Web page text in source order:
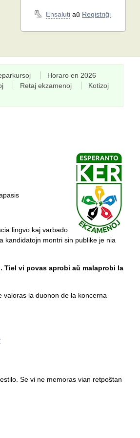
Ensaluti aŭ Registriĝi
Horaro en 2026
Retaj ekzamenoj
Kotizoj
lingvo kaj varbado
kandidatojn montri sin publike je nia
vi povas aprobi aŭ malaprobi la
valoras la duonon de la koncerna
Se vi ne memoras vian retpoŝtan